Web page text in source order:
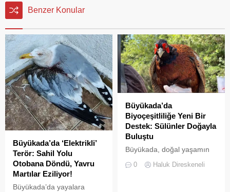
Benzer Konular
Büyükada’da ‘Elektrikli’
Terör: Sahil Yolu
Otobana Döndü, Yavru
Martılar Eziliyor!
Büyükada’da yayalara
Büyükada’da
Biyoçeşitliliğe Yeni Bir
Destek: Sülünler Doğayla
Buluştu
Büyükada, doğal yaşamın
çeşitliliğin
0 Haluk Direskeneli